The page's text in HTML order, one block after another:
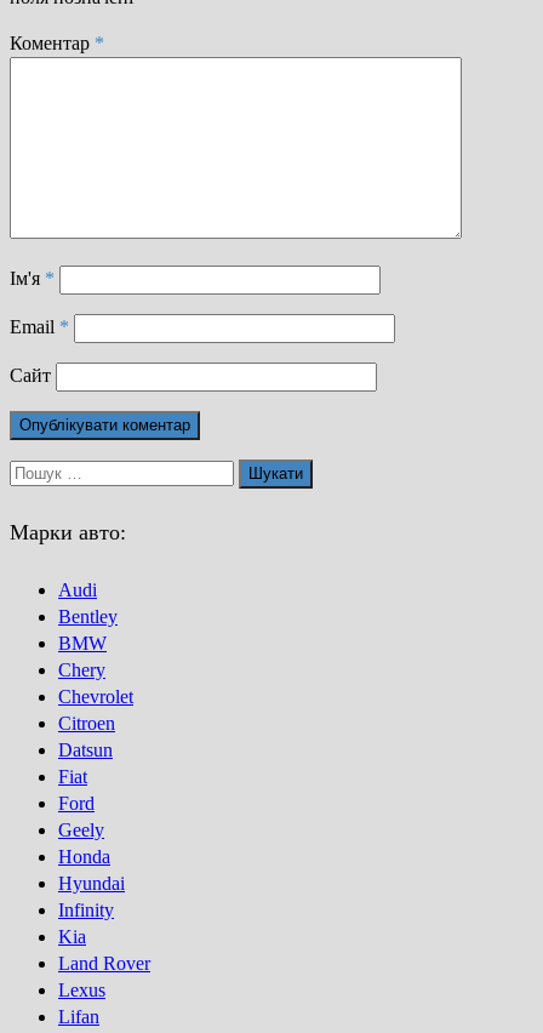
Коментар *
Ім'я *
Email *
Сайт
Пошук:
Марки авто:
Audi
Bentley
BMW
Chery
Chevrolet
Citroen
Datsun
Fiat
Ford
Geely
Honda
Hyundai
Infinity
Kia
Land Rover
Lexus
Lifan